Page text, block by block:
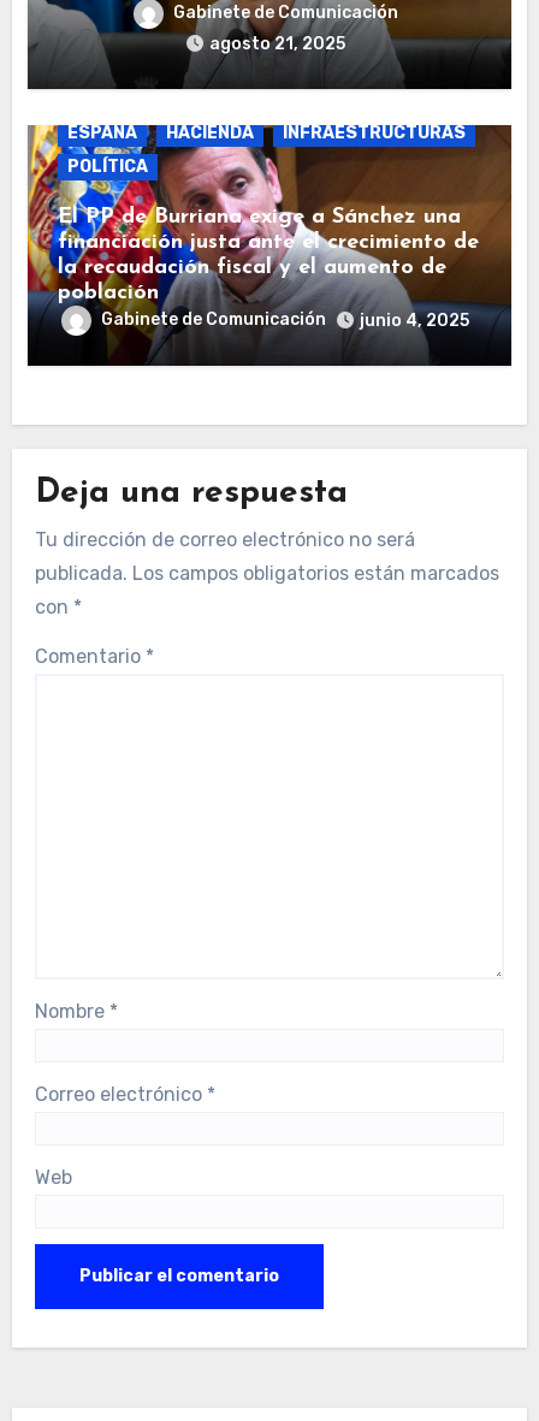
Gabinete de Comunicación
agosto 21, 2025
ESPAÑA
HACIENDA
INFRAESTRUCTURAS
POLÍTICA
El PP de Burriana exige a Sánchez una
financiación justa ante el crecimiento de
la recaudación fiscal y el aumento de
población
Gabinete de Comunicación junio 4, 2025
Deja una respuesta
Tu dirección de correo electrónico no será
publicada. Los campos obligatorios están marcados
con *
Comentario *
Nombre *
Correo electrónico *
Web